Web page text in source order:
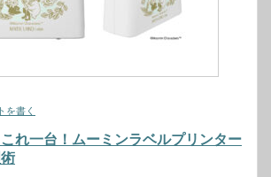
を書く
れ一台！ムーミンラベルプリンター